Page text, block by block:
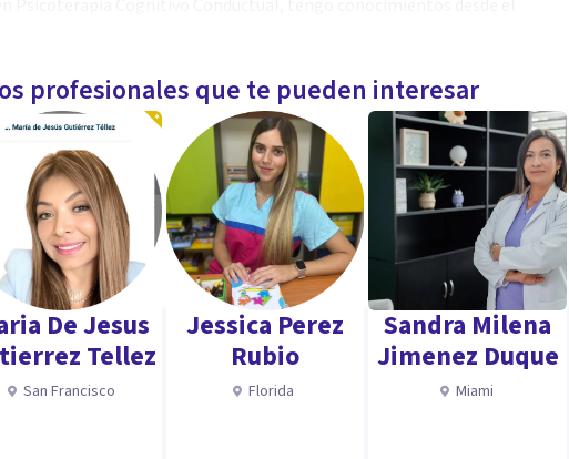
en el Tratamiento de Transtornos mentales como depresión,
auto concepto negativo.
profesionales que te pueden interesar
De Jesus
Tellez
San Francisco
Jessica Perez
Rubio
Florida
Sandra Milena
Jimenez Duque
Miami